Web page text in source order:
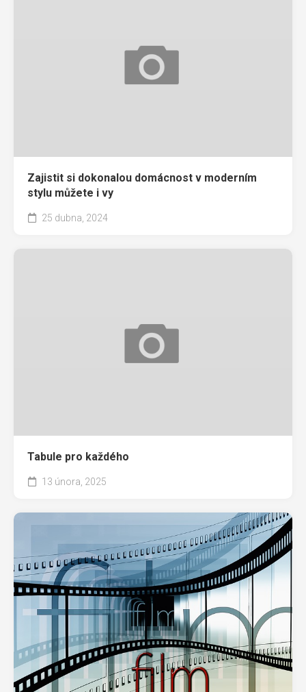
Zajistit si dokonalou domácnost v moderním
stylu můžete i vy
25 dubna, 2024
Tabule pro každého
13 února, 2025